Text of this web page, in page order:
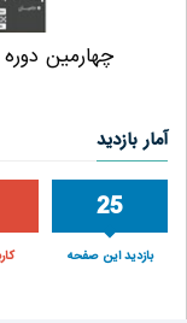
چهارمین دوره
آمار بازدید
25
بازدید این صفحه